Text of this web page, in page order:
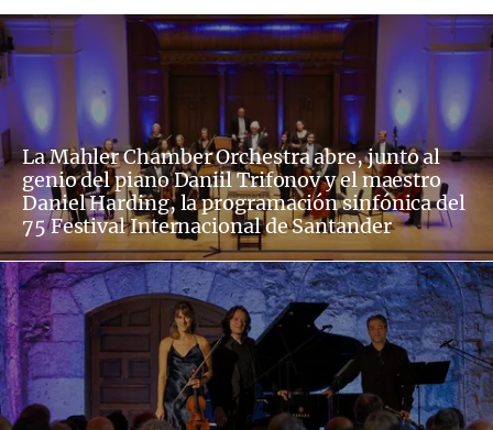
La Mahler Chamber Orchestra abre, junto al
genio del piano Daniil Trifonov y el maestro
Daniel Harding, la programación sinfónica del
75 Festival Internacional de Santander